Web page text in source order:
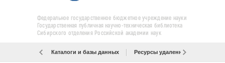
Федеральное государственное бюджетное учреждение науки
Государственная публичная научно-техническая библиотека
Сибирского отделения Российской академии наук
Каталоги и базы данных Ресурсы удаленного доступа